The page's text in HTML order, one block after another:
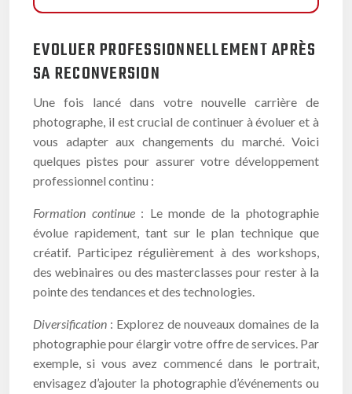
EVOLUER PROFESSIONNELLEMENT APRÈS
SA RECONVERSION
Une fois lancé dans votre nouvelle carrière de
photographe, il est crucial de continuer à évoluer et à
vous adapter aux changements du marché. Voici
quelques pistes pour assurer votre développement
professionnel continu :
Formation continue : Le monde de la photographie
évolue rapidement, tant sur le plan technique que
créatif. Participez régulièrement à des workshops,
des webinaires ou des masterclasses pour rester à la
pointe des tendances et des technologies.
Diversification : Explorez de nouveaux domaines de la
photographie pour élargir votre offre de services. Par
exemple, si vous avez commencé dans le portrait,
envisagez d’ajouter la photographie d’événements ou